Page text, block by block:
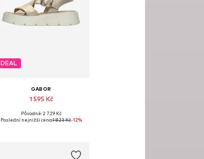
DEAL
GABOR
1 595 Kč
Původně: 2 729 Kč
Poslední nejnižší cena:1 823 Kč-12%